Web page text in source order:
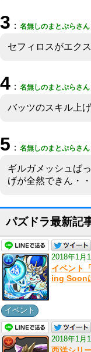
3 ： 名無しのまとぷらさん
セフィロスがエク
4 ： 名無しのまとぷらさん
バッツのスキル上
5 ： 名無しのまとぷらさん
ギルガメッシュば
げが全然できん・
パズドラ最新記
2018年1月
イベント
ing Soon
イベント
2018年1月